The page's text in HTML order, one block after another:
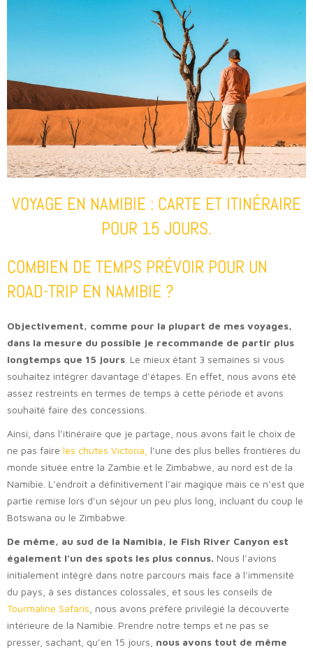
VOYAGE EN NAMIBIE : CARTE ET ITINÉRAIRE
POUR 15 JOURS.
COMBIEN DE TEMPS PRÉVOIR POUR UN
ROAD-TRIP EN NAMIBIE ?
Objectivement, comme pour la plupart de mes voyages,
dans la mesure du possible je recommande de partir plus
longtemps que 15 jours . Le mieux étant 3 semaines si vous
souhaitez intégrer davantage d’étapes. En effet, nous avons été
assez restreints en termes de temps à cette période et avons
souhaité faire des concessions.
Ainsi, dans l’itinéraire que je partage, nous avons fait le choix de
ne pas faire les chutes Victoria, l’une des plus belles frontières du
monde située entre la Zambie et le Zimbabwe, au nord est de la
Namibie. L’endroit a définitivement l’air magique mais ce n’est que
partie remise lors d’un séjour un peu plus long, incluant du coup le
Botswana ou le Zimbabwe.
De même, au sud de la Namibia, le Fish River Canyon est
également l’un des spots les plus connus. Nous l’avions
initialement intégré dans notre parcours mais face à l’immensité
du pays, à ses distances colossales, et sous les conseils de
Tourmaline Safaris , nous avons préféré privilégié la découverte
intérieure de la Namibie. Prendre notre temps et ne pas se
presser, sachant, qu’en 15 jours, nous avons tout de même